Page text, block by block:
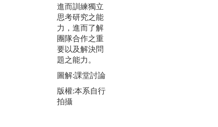
進而訓練獨立
思考研究之能
力，進而了解
團隊合作之重
要以及解決問
題之能力。
圖解:課堂討論
版權:本系自行
拍攝